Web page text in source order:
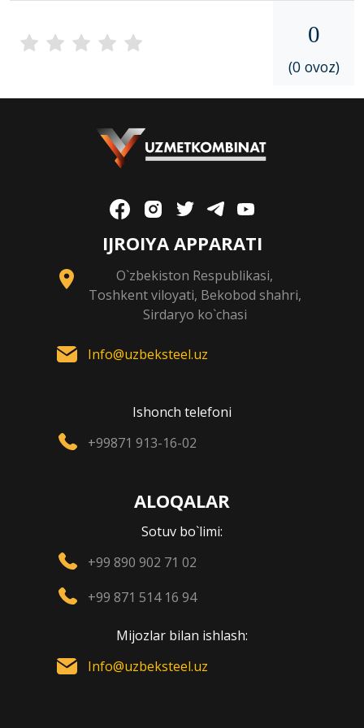
0
(0 ovoz)
IJROIYA APPARATI
O`zbekiston Respublikasi,
Toshkent viloyati, Bekobod shahri,
Sirdaryo ko`chasi
Info@uzbeksteel.uz
Ishonch telefoni
+99871 913-16-02
ALOQALAR
Sotuv bo`limi:
+99 890 902 71 02
+99 871 514 16 94
Mijozlar bilan ishlash:
Info@uzbeksteel.uz